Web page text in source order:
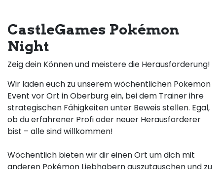
CastleGames Pokémon
Night
Zeig dein Können und meistere die Herausforderung!
Wir laden euch zu unserem wöchentlichen Pokemon
Event vor Ort in Oberburg ein, bei dem Trainer ihre
strategischen Fähigkeiten unter Beweis stellen. Egal,
ob du erfahrener Profi oder neuer Herausforderer
bist – alle sind willkommen!
Wöchentlich bieten wir dir einen Ort um dich mit